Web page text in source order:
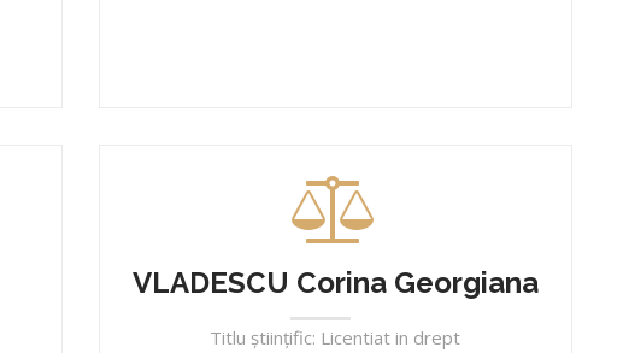
VLADESCU Corina Georgiana
Titlu ştiinţific: Licentiat in drept